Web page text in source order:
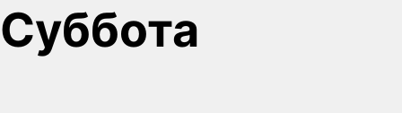
Суббота